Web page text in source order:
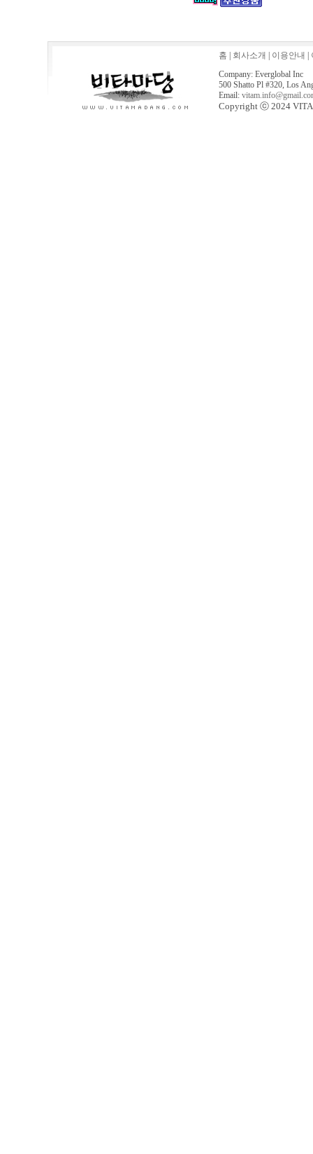
홈 회사소개 이용안내
Company: Everglobal Inc
500 Shatto Pl #320, Los
Email:
Copyright ⓒ 2024